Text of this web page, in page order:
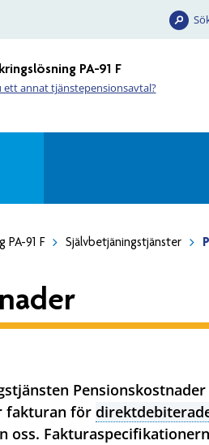
PA-91 F
ett annat tjänstepensionsavtal?
PA-91 F Självbetjäningstjänster
fakturan för
oss.